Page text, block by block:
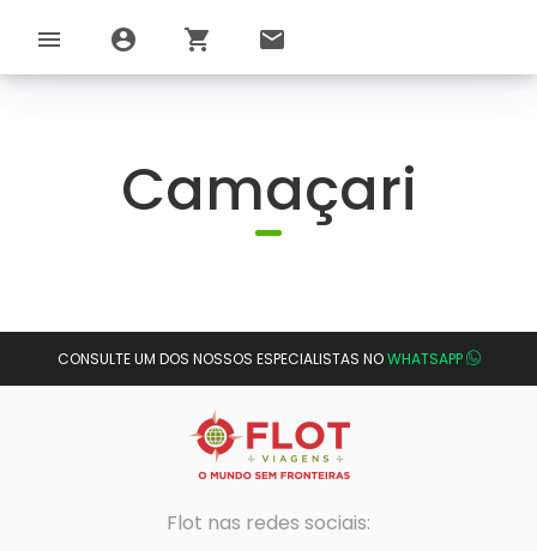
menu account_circle shopping_cart email
Camaçari
CONSULTE UM DOS NOSSOS ESPECIALISTAS NOWHATSAPP
Flot nas redes sociais: